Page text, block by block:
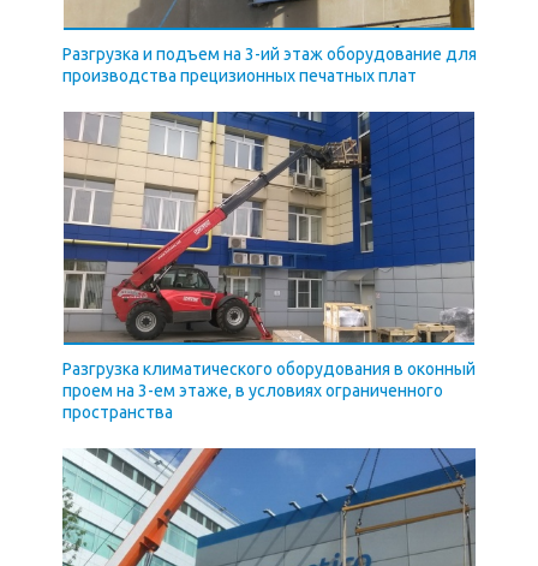
Разгрузка и подъем на 3-ий этаж оборудование для
производства прецизионных печатных плат
Разгрузка климатического оборудования в оконный
проем на 3-ем этаже, в условиях ограниченного
пространства